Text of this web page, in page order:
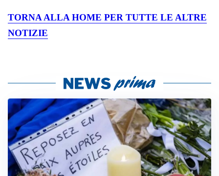
TORNA ALLA HOME PER TUTTE LE ALTRE
NOTIZIE